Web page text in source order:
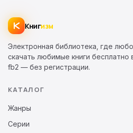
Книгизм
Электронная библиотека, где
скачать любимые книги бесплатно
fb2 — без регистрации.
КАТАЛОГ
Жанры
Серии